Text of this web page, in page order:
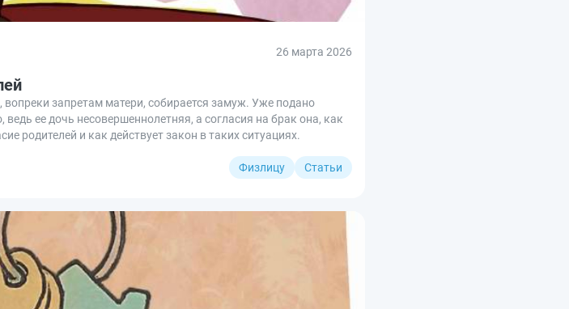
26 марта 2026
запретам матери, собирается замуж. Уже подано
ее дочь несовершеннолетняя, а согласия на брак она, как
родителей и как действует закон в таких ситуациях.
Физлицу Статьи